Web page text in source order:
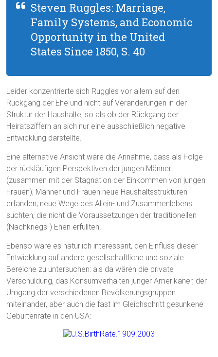
Steven Ruggles: Marriage,
Family Systems, and Economic
Opportunity in the United
States Since 1850, S. 40
Leider konzentrierte sich Ruggles vor allem auf den
Rückgang der Ehe und nicht auf Veränderungen in der
Struktur der Haushalte, so als ob der Rückgang der
Heiratsziffern an sich nur eine ausschließlich negative
Entwicklung darstellte.
Eine alternative Ansicht wäre die Annahme, dass als Folge
der rückläufigen Perspektiven der jungen Männer
(zusammen mit der Stagnation der Einkommen von jungen
Frauen), Männer und Frauen neue Haushaltsstrukturen
erfanden, neue Wege des Allein- und Zusammenlebens
suchten, die nicht die Voraussetzungen der traditionellen
(Nachkriegs-) Ehen erfüllten.
Ebenso wäre es natürlich interessant, den Einfluss dieser
Entwicklung auf andere gesellschaftliche und soziale
Bereiche zu untersuchen: als da wären die private
Verschuldung, das Konsumverhalten junger Amerikaner, der
Umgang der verschiedenen Bevölkerungsgruppen
miteinander, aber auch die fast im Gleichschritt gesunkene
Geburtenrate in den USA: